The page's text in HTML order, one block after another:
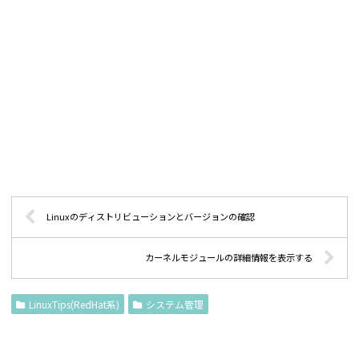
Linuxのディストリビューションとバージョンの確認
カーネルモジュールの詳細情報を表示する
LinuxTips(RedHat系) システム管理